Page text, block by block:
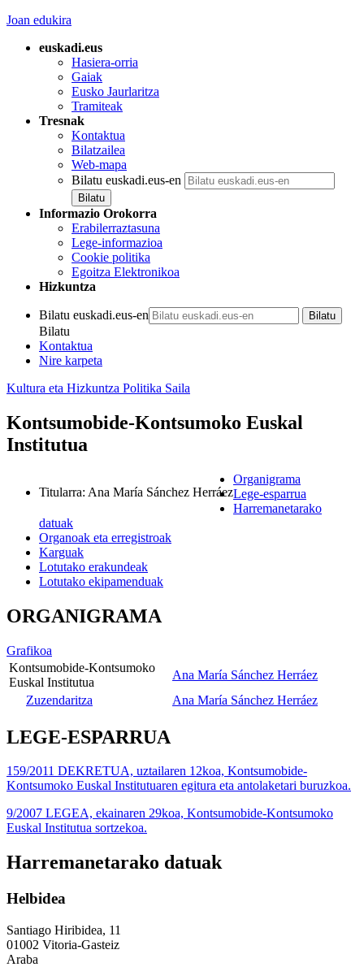
Joan edukira
euskadi.eus
Hasiera-orria
Gaiak
Eusko Jaurlaritza
Tramiteak
Tresnak
Kontaktua
Bilatzailea
Web-mapa
Bilatu euskadi.eus-en
Informazio Orokorra
Erabilerraztasuna
Lege-informazioa
Cookie politika
Egoitza Elektronikoa
Hizkuntza
Bilatu euskadi.eus-en
Bilatu
Kontaktua
Nire karpeta
Kultura eta Hizkuntza Politika Saila
Kontsumobide-Kontsumoko Euskal
Institutua
Titularra: Ana María Sánchez Herráez
Organigrama
Lege-esparrua
Harremanetarako
datuak
Organoak eta erregistroak
Karguak
Lotutako erakundeak
Lotutako ekipamenduak
ORGANIGRAMA
Grafikoa
Kontsumobide-Kontsumoko
Euskal Institutua
Ana María Sánchez Herráez
Zuzendaritza
Ana María Sánchez Herráez
LEGE-ESPARRUA
159/2011 DEKRETUA, uztailaren 12koa, Kontsumobide-
Kontsumoko Euskal Institutuaren egitura eta antolaketari buruzkoa.
9/2007 LEGEA, ekainaren 29koa, Kontsumobide-Kontsumoko
Euskal Institutua sortzekoa.
Harremanetarako datuak
Helbidea
Santiago Hiribidea, 11
01002 Vitoria-Gasteiz
Araba